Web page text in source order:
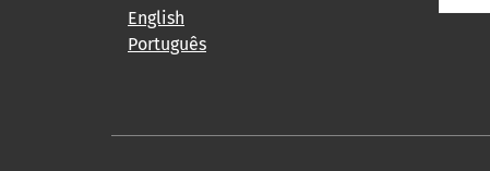
English
Português